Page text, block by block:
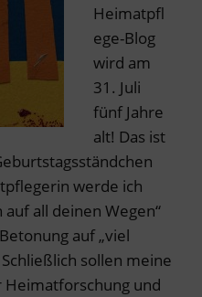
Heimatpfl
ege-Blog
wird am
31. Juli
fünf Jahre
alt! Das ist
werde ich
auf all deinen Wegen“
auf „viel
sollen meine
Heimatforschung und